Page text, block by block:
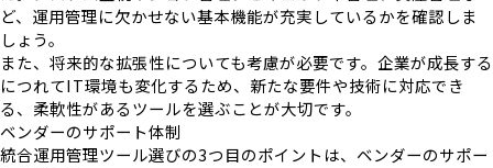
ど、運用管理に欠かせない基本機能が充実しているかを確認しま
しょう。
また、将来的な拡張性についても考慮が必要です。企業が成長する
につれてIT環境も変化するため、新たな要件や技術に対応でき
る、柔軟性があるツールを選ぶことが大切です。
ベンダーのサポート体制
統合運用管理ツール選びの3つ目のポイントは、ベンダーのサポー